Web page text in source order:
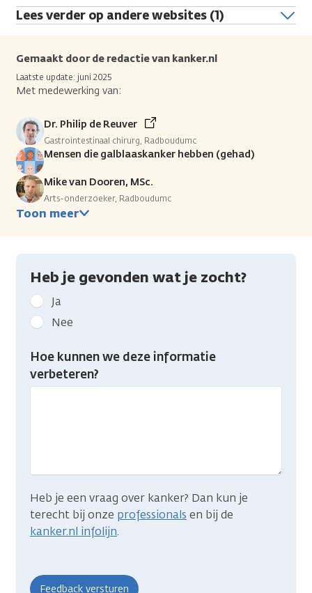
Lees verder op andere websites (1)
Gemaakt door de redactie van kanker.nl
Laatste update: juni 2025
Met medewerking van:
Dr. Philip de Reuver
Gastrointestinaal chirurg, Radboudumc
Mensen die galblaaskanker hebben (gehad)
Mike van Dooren, MSc.
Arts-onderzoeker, Radboudumc
Toon meer
Heb je gevonden wat je zocht?
Geef
kanker.nl
feedback:
Heb
gevonden
Ja
Nee
Hoe kunnen we deze informatie
verbeteren?
Heb je een vraag over kanker? Dan kun je
terecht bij onze professionals en bij de
kanker.nl infolijn.